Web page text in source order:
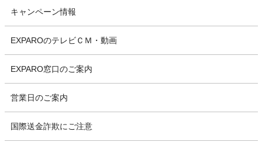
キャンペーン情報
EXPAROのテレビＣＭ・動画
EXPARO窓口のご案内
営業日のご案内
国際送金詐欺にご注意